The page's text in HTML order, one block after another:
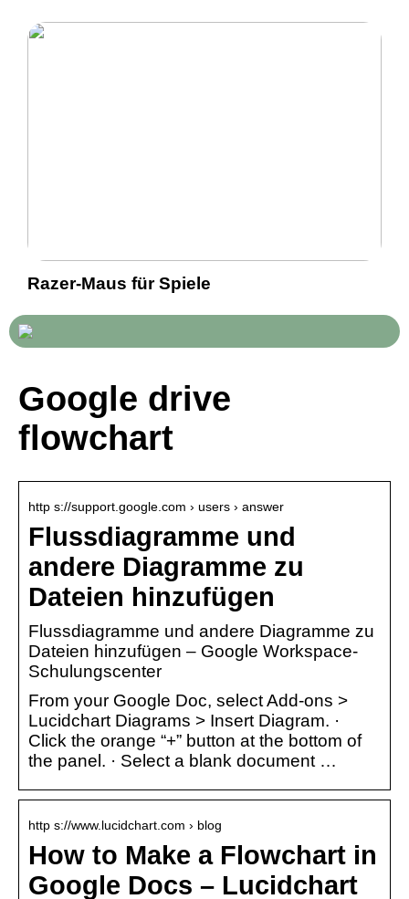
Razer-Maus für Spiele
Google drive
flowchart
http s://support.google.com › users › answer
Flussdiagramme und
andere Diagramme zu
Dateien hinzufügen
Flussdiagramme und andere Diagramme zu
Dateien hinzufügen – Google Workspace-
Schulungscenter
From your Google Doc, select Add-ons >
Lucidchart Diagrams > Insert Diagram. ·
Click the orange “+” button at the bottom of
the panel. · Select a blank document …
http s://www.lucidchart.com › blog
How to Make a Flowchart in
Google Docs – Lucidchart